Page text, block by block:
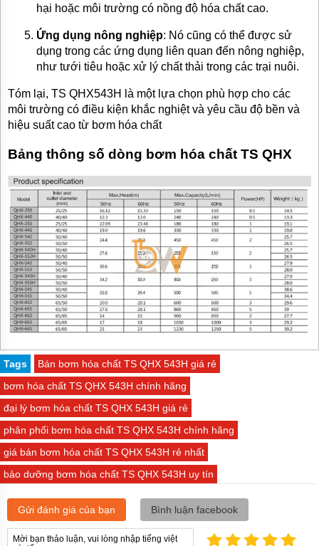
hại hoặc môi trường có nồng độ hóa chất cao.
Ứng dụng nông nghiệp: Nó cũng có thể được sử
dụng trong các ứng dụng liên quan đến nông nghiệp,
như tưới tiêu hoặc xử lý chất thải trong các trại nuôi.
Tóm lại, TS QHX543H là một lựa chọn phù hợp cho các
môi trường có điều kiện khắc nghiệt và yêu cầu độ bền và
hiệu suất cao từ bơm hóa chất
Bảng thông số dòng bơm hóa chất TS QHX
Tags
Bán bơm hóa chất TS QHX 543H giá rẻ
bơm hóa chất TS QHX 543H chính hãng
đại lý bơm hóa chất TS QHX 543H giá rẻ
phân phối bơm hóa chất TS QHX 543H chính hãng
giá bán bơm hóa chất TS QHX 543H rẻ nhất
bảo dưỡng bơm hóa chất TS QHX 543H uy tín
Gửi đánh giá của bạn Bình luận facebook